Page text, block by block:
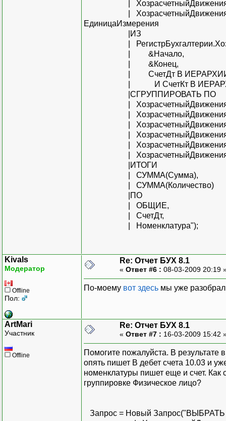
|
|
ЕдиницаИзмерения
|ИЗ
|
| &Начало,
| &Конец,
| СчетДт В ИЕРАРХИИ
| И СчетКт В ИЕРАРХИИ
|СГРУППИРОВАТЬ ПО
|
|
|
|
|
|
|ИТОГИ
| СУММА(Сумма),
| СУММА(Количество)
|ПО
| ОБЩИЕ,
| СчетДт,
| Номенклатура");
Kivals
Модератор
Offline
Пол:
Re: Отчет БУХ 8.1
« Ответ #6 : 08-03-2009 20:19
По-моему вот здесь мы уже
ArtMari
Участник
Offline
Re: Отчет БУХ 8.1
« Ответ #7 : 16-03-2009 15:42
Помогите пожалуйста. В результате
опять пишет В дебет счета 10.03 и
номенклатуры пишет еще и счет. Как
группировке Физическое лицо?
Запрос = Новый Запрос("ВЫБРАТЬ